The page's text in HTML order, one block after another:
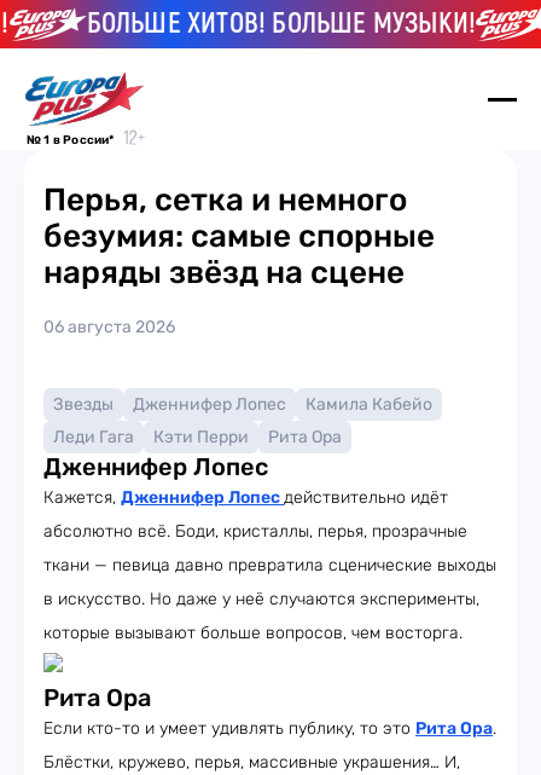
БОЛЬШЕ ХИТОВ! БОЛЬШЕ МУЗЫКИ!
№ 1 в России*
Перья, сетка и немного
безумия: самые спорные
наряды звёзд на сцене
06 августа 2026
Звезды Дженнифер Лопес
Камила Кабейо
Леди Гага
Кэти Перри Рита Ора
Дженнифер Лопес
Кажется, Дженнифер Лопесдействительно идёт
абсолютно всё. Боди, кристаллы, перья, прозрачные
ткани — певица давно превратила сценические выходы
в искусство. Но даже у неё случаются эксперименты,
которые вызывают больше вопросов, чем восторга.
Рита Ора
Если кто-то и умеет удивлять публику, то это Рита Ора.
Блёстки, кружево, перья, массивные украшения… И,